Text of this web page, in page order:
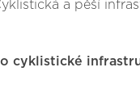
a pěší
cyklistické